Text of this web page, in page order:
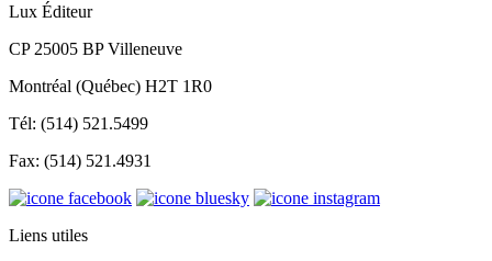
Lux Éditeur
CP 25005 BP Villeneuve
Montréal (Québec) H2T 1R0
Tél: (514) 521.5499
Fax: (514) 521.4931
Liens utiles